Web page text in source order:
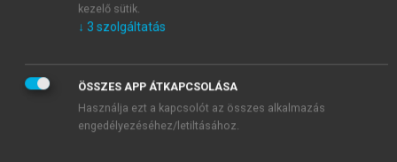
Kiadó:Akadémiai Kiadó
Online megjelenés éve:2019
978 963 059 956 6
10.1556/9789630599566
kezelő sütik.
↓ 3 szolgáltatás
ÖSSZES APP ÁTKAPCSOLÁSA
Használja ezt a kapcsolót az összes alkalmazás
engedélyezéséhez/letiltásához.